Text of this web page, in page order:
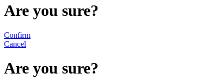
Are you sure?
Confirm
Cancel
Are you sure?